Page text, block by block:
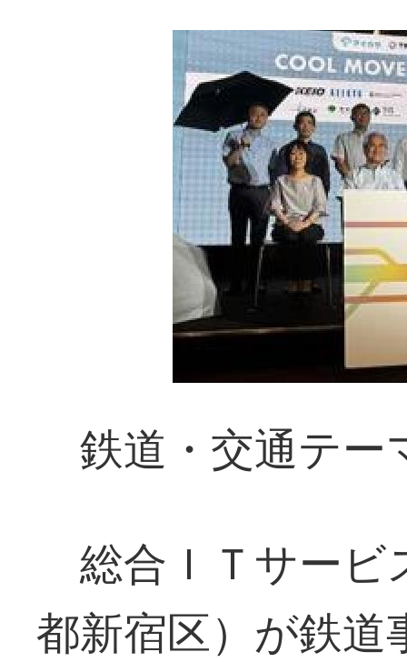
鉄道・交通テ
総合ＩＴサービ
都新宿区）が鉄道